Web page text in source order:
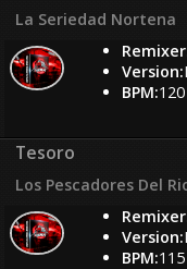
La Seriedad Nortena
Version:
BPM:120
Tesoro
Los Pescadores Del
Version:
BPM:115